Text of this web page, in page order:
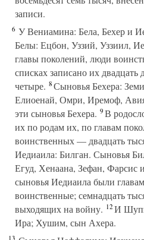
записи.
6 У Вениамина: Бела, Бехер и
Белы: Ецбон, Уззий, Уззиил,
главы поколений, люди
списках записано их двадцать
четыре. 8Сыновья Бехера:
Елиоенай, Омри, Иремоф,
эти сыновья Бехера. 9В
их по родам их, по главам
воинственных — двадцать
Иедиаила: Билган. Сыновья
Егуд, Хенаана, Зефан, Фарсис
сыновья Иедиаила были
воинственные; семнадцать
выходящих на войну. 12И
Ира; Хушим, сын Ахера.
13